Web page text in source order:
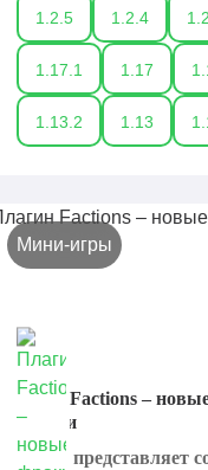
1.2.5 1.2.4
1.17.1 1.17
1.13.2 1.13
Мини-игры
Плагин Factions –
фракции
Factions представляет